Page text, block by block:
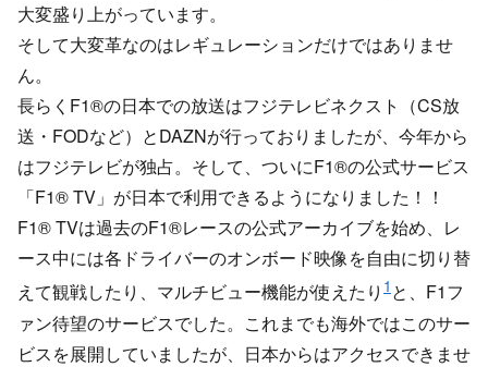
大変盛り上がっています。
そして大変革なのはレギュレーションだけではありませ
ん。
長らくF1®の日本での放送はフジテレビネクスト（CS放
送・FODなど）とDAZNが行っておりましたが、今年から
はフジテレビが独占。そして、ついにF1®の公式サービス
「F1® TV」が日本で利用できるようになりました！！
F1® TVは過去のF1®レースの公式アーカイブを始め、レ
ース中には各ドライバーのオンボード映像を自由に切り替
えて観戦したり、マルチビュー機能が使えたり 1 と、F1フ
ァン待望のサービスでした。これまでも海外ではこのサー
ビスを展開していましたが、日本からはアクセスできませ